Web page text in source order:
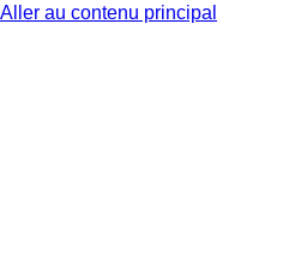
Aller au contenu principal